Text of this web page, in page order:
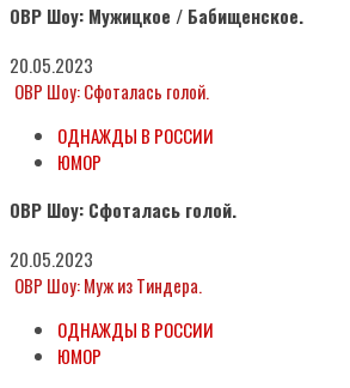
ОВР Шоу: Мужицкое / Бабищенское.
20.05.2023
ОВР Шоу: Сфоталась голой.
ОДНАЖДЫ В РОССИИ
ЮМОР
ОВР Шоу: Сфоталась голой.
20.05.2023
ОВР Шоу: Муж из Тиндера.
ОДНАЖДЫ В РОССИИ
ЮМОР